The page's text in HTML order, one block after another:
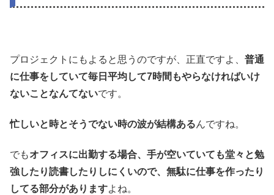
プロジェクトにもよると思うのですが、正直ですよ、 普通
に仕事をしていて毎日平均して7時間もやらなければいけ
ないことなんてないです。
忙しいと時とそうでない時の波が結構あるんですね。
でもオフィスに出勤する場合、手が空いていても堂々と勉
強したり読書したりしにくいので、無駄に仕事を作ったり
してる部分がありますよね。